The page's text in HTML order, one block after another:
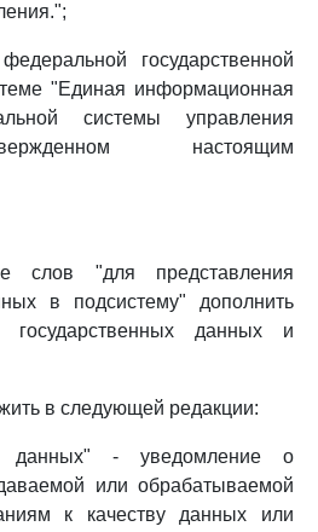
государственной
"Единая информационная
системы управления
настоящим
слов "для представления
в подсистему" дополнить
государственных данных и
в следующей редакции:
данных" - уведомление о
или обрабатываемой
к качеству данных или